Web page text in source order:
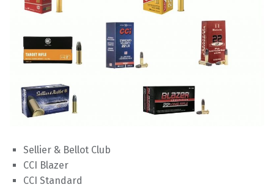
Sellier & Bellot Club
CCI Blazer
CCI Standard